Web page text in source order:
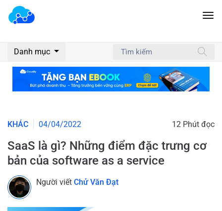
Danh mục
KHÁC 04/04/2022 12 Phút đọc
SaaS là gì? Những điểm đặc trưng cơ
bản của software as a service
Người viết Chử Văn Đạt